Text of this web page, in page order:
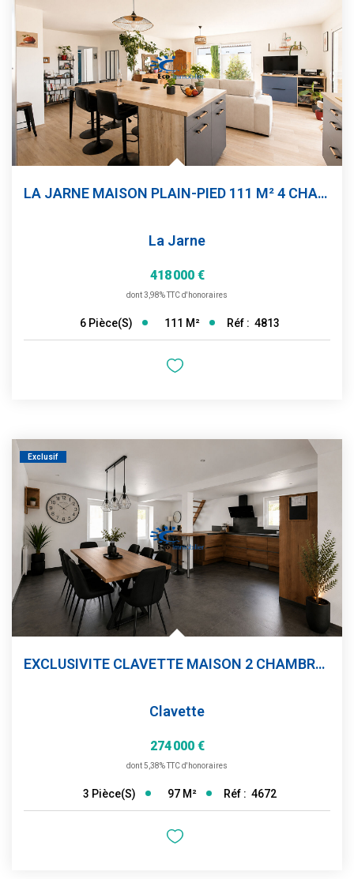
LA JARNE MAISON PLAIN-PIED 111 M² 4 CHAMBRES 1 BUREAU...
La Jarne
418 000 €
dont 3,98% TTC d'honoraires
6 Pièce(s) 111 M² Réf : 4813
Exclusif
EXCLUSIVITE CLAVETTE MAISON 2 CHAMBRES JARDIN
Clavette
274 000 €
dont 5,38% TTC d'honoraires
3 Pièce(s) 97 M² Réf : 4672